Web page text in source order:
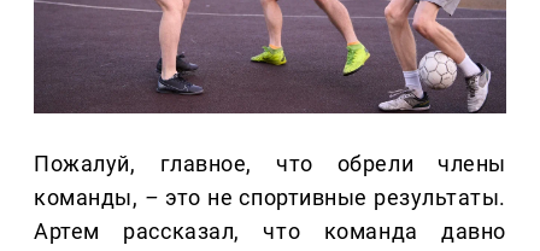
Пожалуй, главное, что обрели члены
команды, – это не спортивные результаты.
Артем рассказал, что команда давно